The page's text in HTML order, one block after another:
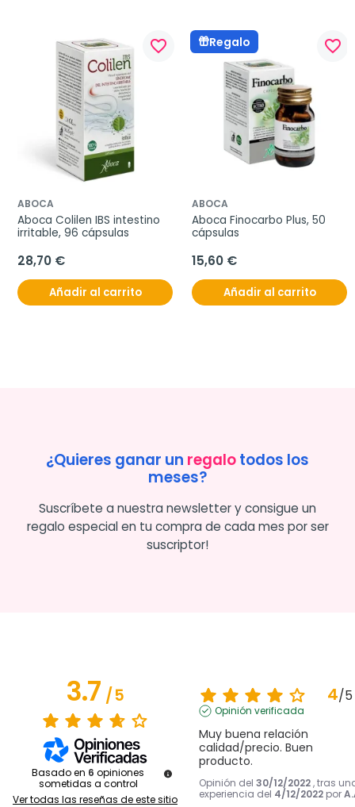
favorite_border
ABOCA
Aboca Colilen IBS intestino
irritable, 96 cápsulas
28,70 €
Añadir al carrito
Regalo favorite_border
ABOCA
Aboca Finocarbo Plus, 50
cápsulas
15,60 €
Añadir al carrito
¿Quieres ganar un regalotodos los
meses?
Suscríbete a nuestra newsletter y consigue un
regalo especial en tu compra de cada mes por ser
suscriptor!
3.7/5
Basado en 6 opiniones
sometidas a control
Ver todas las reseñas de este sitio
4/5
Opinión verificada
Muy buena relación
calidad/precio. Buen
producto.
Opinión del 30/12/2022 , tras
experiencia del 4/12/2022 por